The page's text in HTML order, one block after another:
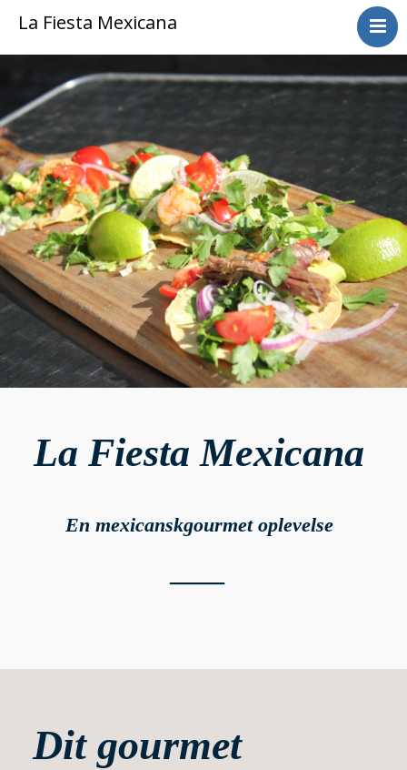
La Fiesta Mexicana
Forside
En drink før maden
Menu
Vinkort
Drikkevare og spiritus
Selskabsbuffet
BESTIL ONLINE
BOOK et BORD
La Fiesta Mexicana
En mexicanskgourmet oplevelse
Dit gourmet